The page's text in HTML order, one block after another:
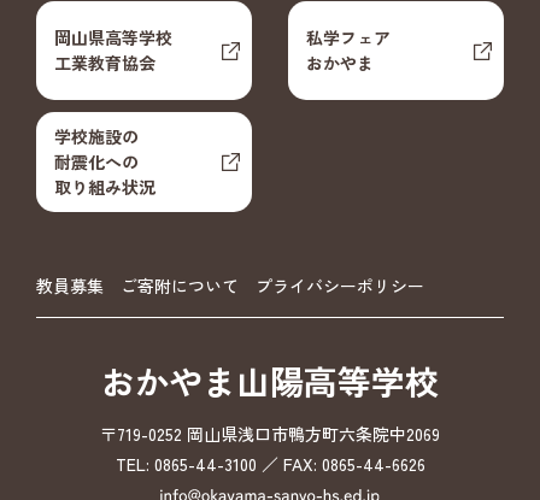
岡山県高等学校
工業教育協会
私学フェア
おかやま
学校施設の
耐震化への
取り組み状況
教員募集 ご寄附について プライバシーポリシー
おかやま山陽高等学校
〒719-0252 岡山県浅口市鴨方町六条院中2069
TEL: 0865-44-3100 ／ FAX: 0865-44-6626